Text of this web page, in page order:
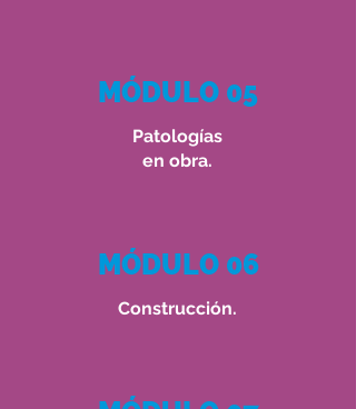
MÓDULO 05
Patologías
en obra.
MÓDULO 06
Construcción.